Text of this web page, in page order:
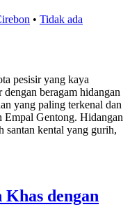
• Tidak ada
pesisir yang kaya
beragam hidangan
yang paling terkenal dan
Empal Gentong. Hidangan
santan kental yang gurih,
dengan